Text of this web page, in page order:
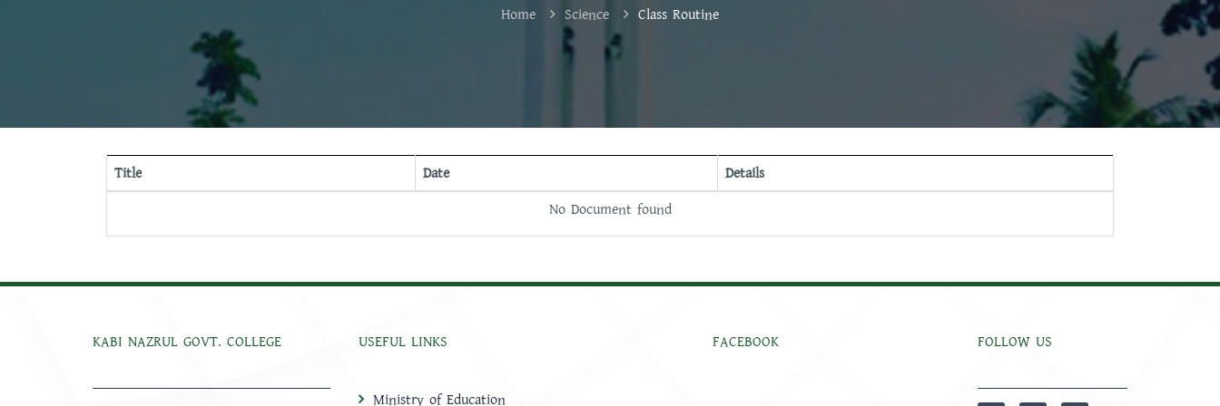
Home Science Class Routine
Title Date
Details
No Document found
KABI NAZRUL GOVT. COLLEGE USEFUL LINKS
Ministry of Education
FACEBOOK FOLLOW US